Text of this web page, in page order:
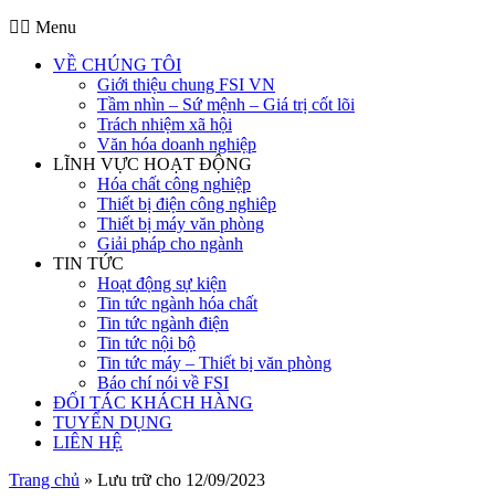
Menu
VỀ CHÚNG TÔI
Giới thiệu chung FSI VN
Tầm nhìn – Sứ mệnh – Giá trị cốt lõi
Trách nhiệm xã hội
Văn hóa doanh nghiệp
LĨNH VỰC HOẠT ĐỘNG
Hóa chất công nghiệp
Thiết bị điện công nghiêp
Thiết bị máy văn phòng
Giải pháp cho ngành
TIN TỨC
Hoạt động sự kiện
Tin tức ngành hóa chất
Tin tức ngành điện
Tin tức nội bộ
Tin tức máy – Thiết bị văn phòng
Báo chí nói về FSI
ĐỐI TÁC KHÁCH HÀNG
TUYỂN DỤNG
LIÊN HỆ
Trang chủ » Lưu trữ cho 12/09/2023